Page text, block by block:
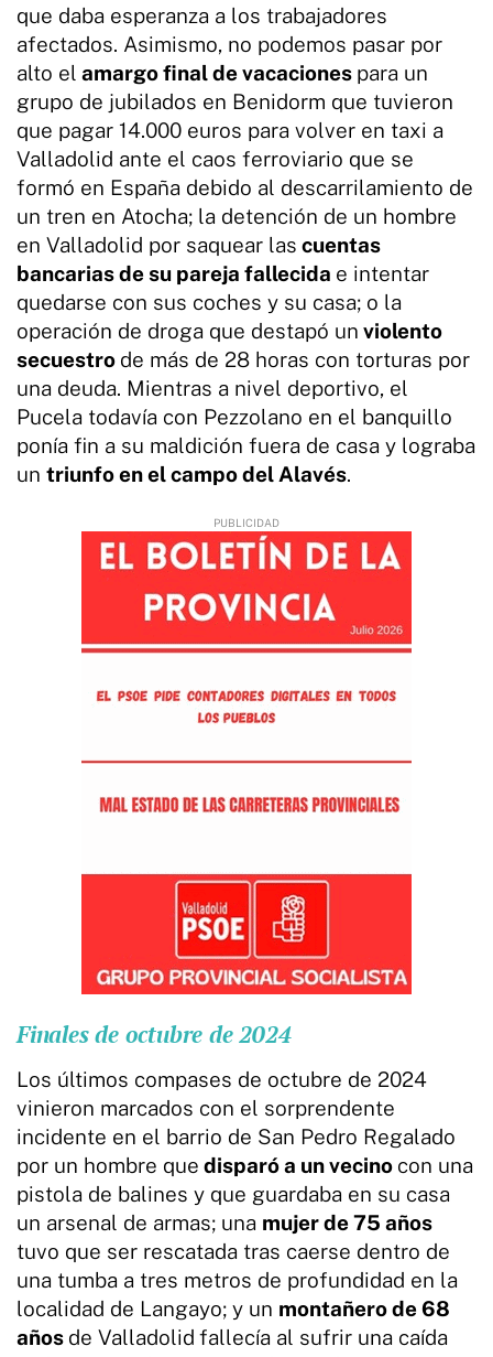
que daba esperanza a los trabajadores
afectados. Asimismo, no podemos pasar por
alto el amargo final de vacaciones para un
grupo de jubilados en Benidorm que tuvieron
que pagar 14.000 euros para volver en taxi a
Valladolid ante el caos ferroviario que se
formó en España debido al descarrilamiento de
un tren en Atocha; la detención de un hombre
en Valladolid por saquear las cuentas
bancarias de su pareja fallecida e intentar
quedarse con sus coches y su casa; o la
operación de droga que destapó un violento
secuestro de más de 28 horas con torturas por
una deuda. Mientras a nivel deportivo, el
Pucela todavía con Pezzolano en el banquillo
ponía fin a su maldición fuera de casa y lograba
un triunfo en el campo del Alavés.
Finales de octubre de 2024
Los últimos compases de octubre de 2024
vinieron marcados con el sorprendente
incidente en el barrio de San Pedro Regalado
por un hombre que disparó a un vecino con una
pistola de balines y que guardaba en su casa
un arsenal de armas; una mujer de 75 años
tuvo que ser rescatada tras caerse dentro de
una tumba a tres metros de profundidad en la
localidad de Langayo; y un montañero de 68
años de Valladolid fallecía al sufrir una caída